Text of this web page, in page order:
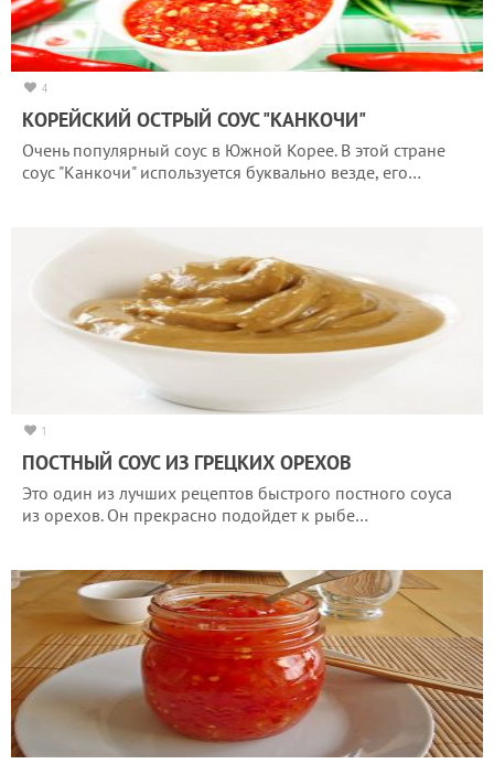
4
КОРЕЙСКИЙ ОСТРЫЙ СОУС "КАНКОЧИ"
Очень популярный соус в Южной Корее. В этой стране
соус "Канкочи" используется буквально везде, его…
1
ПОСТНЫЙ СОУС ИЗ ГРЕЦКИХ ОРЕХОВ
Это один из лучших рецептов быстрого постного соуса
из орехов. Он прекрасно подойдет к рыбе…